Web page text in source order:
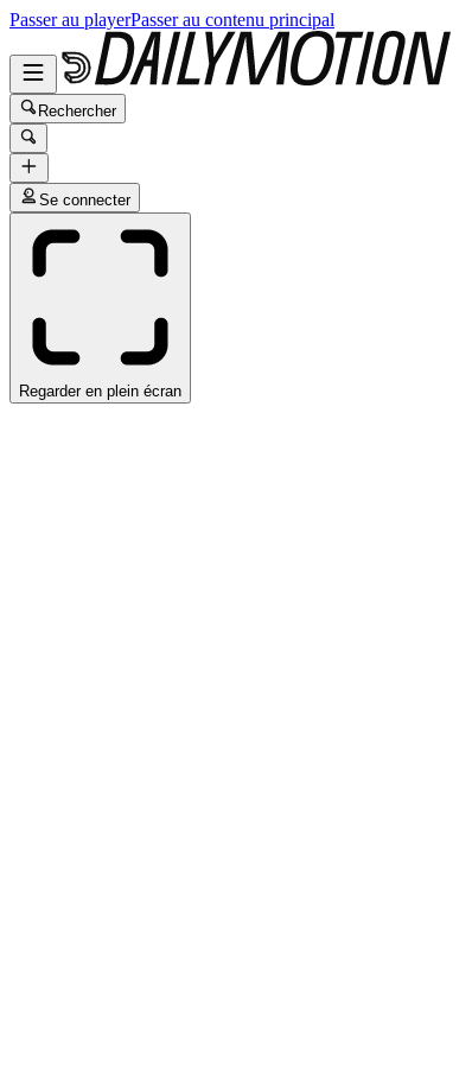
Passer au playerPasser au contenu principal
Rechercher
Se connecter
Regarder en plein écran